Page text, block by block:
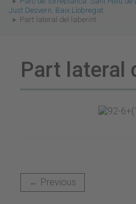
Just Desvern. Baix Llobregat
Part lateral del laberint
Part lateral
← Previous